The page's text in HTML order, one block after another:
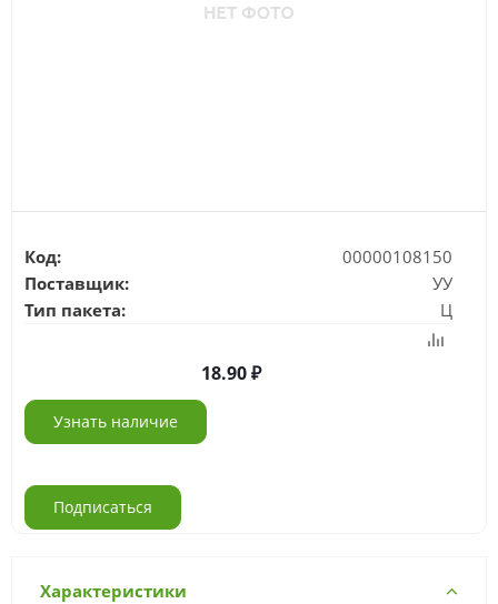
Код:
00000108150
Поставщик:
УУ
Тип пакета:
Ц
18.90
Узнать наличие
Подписаться
Характеристики